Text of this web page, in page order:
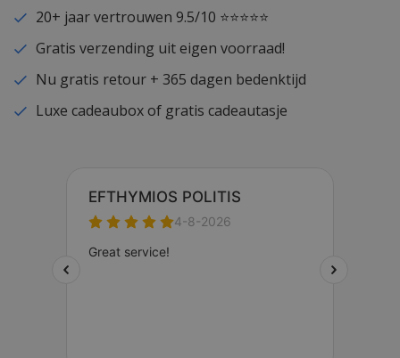
20+ jaar vertrouwen 9.5/10 ⭐⭐⭐⭐⭐
Gratis verzending uit eigen voorraad!
Nu gratis retour + 365 dagen bedenktijd
Luxe cadeaubox of gratis cadeautasje